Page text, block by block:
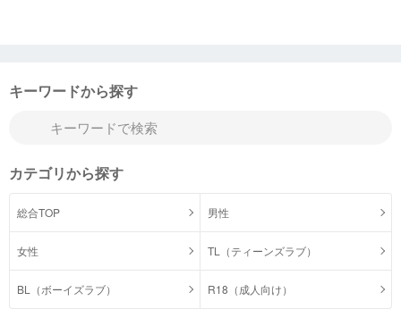
キーワードから探す
カテゴリから探す
総合TOP 男性
女性 TL（ティーンズラブ）
BL（ボーイズラブ） R18（成人向け）